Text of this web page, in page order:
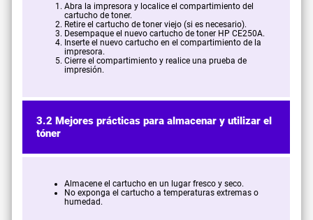
Abra la impresora y localice el compartimiento del
cartucho de toner.
Retire el cartucho de toner viejo (si es necesario).
Desempaque el nuevo cartucho de toner HP CE250A.
Inserte el nuevo cartucho en el compartimiento de la
impresora.
Cierre el compartimiento y realice una prueba de
impresión.
3.2 Mejores prácticas para almacenar y utilizar el
tóner
Almacene el cartucho en un lugar fresco y seco.
No exponga el cartucho a temperaturas extremas o
humedad.